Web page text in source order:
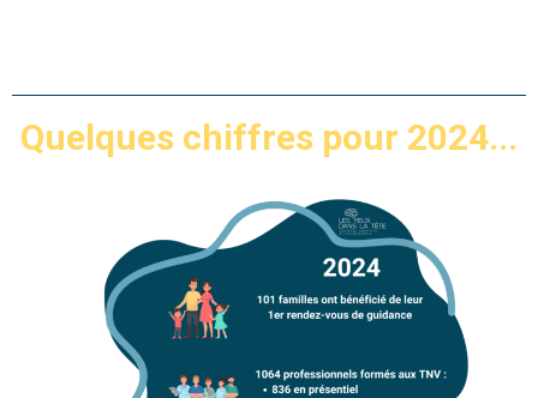
Quelques chiffres pour 2024...